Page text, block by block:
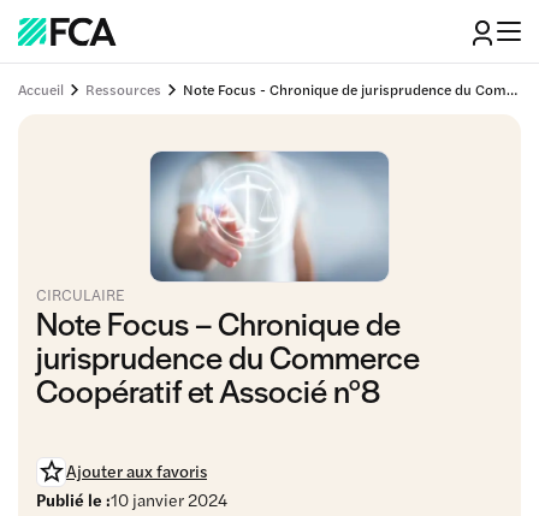
Accueil Ressources Note Focus - Chronique de jurisprudence du Commerce Coopératif et Associé n°8
CIRCULAIRE
Note Focus – Chronique de
jurisprudence du Commerce
Coopératif et Associé n°8
Ajouter aux favoris
Publié le :10 janvier 2024